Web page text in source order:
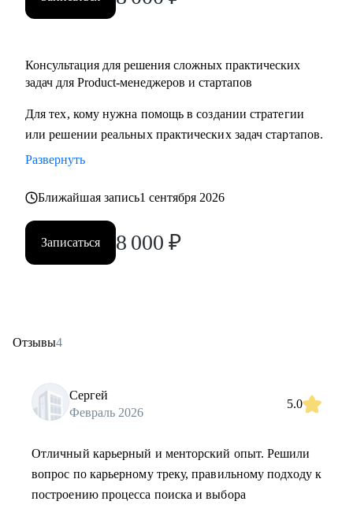
Консультация для решения сложных практических
задач для Product-менеджеров и стартапов
Для тех, кому нужна помощь в создании стратегии
или решении реальных практических задач стартапов.
Развернуть
Ближайшая запись1 сентября 2026
Записаться 8 000 ₽
Отзывы4
Сергей
Февраль 2026
5.0
Отличный карьерный и менторский опыт. Решили
вопрос по карьерному треку, правильному подходу к
построению процесса поиска и выбора